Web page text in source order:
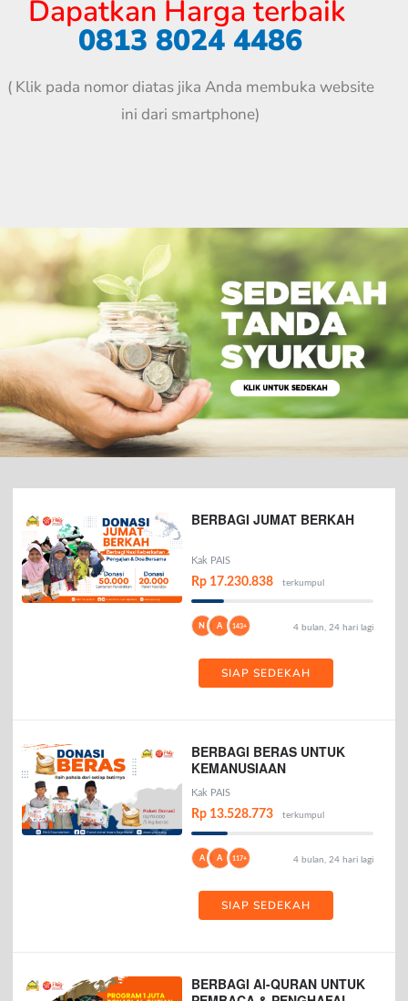
Dapatkan Harga terbaik
0813 8024 4486
( Klik pada nomor diatas jika Anda membuka website
ini dari smartphone)
BERBAGI JUMAT BERKAH
Kak PAIS
Rp 17.230.838 terkumpul
N A 143+ 4 bulan, 24 hari lagi
SIAP SEDEKAH
BERBAGI BERAS UNTUK
KEMANUSIAAN
Kak PAIS
Rp 13.528.773 terkumpul
A A 117+ 4 bulan, 24 hari lagi
SIAP SEDEKAH
BERBAGI Al-QURAN UNTUK